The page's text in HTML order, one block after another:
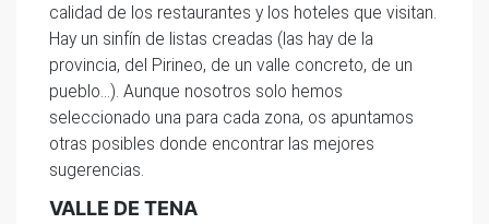
calidad de los restaurantes y los hoteles que visitan.
Hay un sinfín de listas creadas (las hay de la
provincia, del Pirineo, de un valle concreto, de un
pueblo…). Aunque nosotros solo hemos
seleccionado una para cada zona, os apuntamos
otras posibles donde encontrar las mejores
sugerencias.
VALLE DE TENA